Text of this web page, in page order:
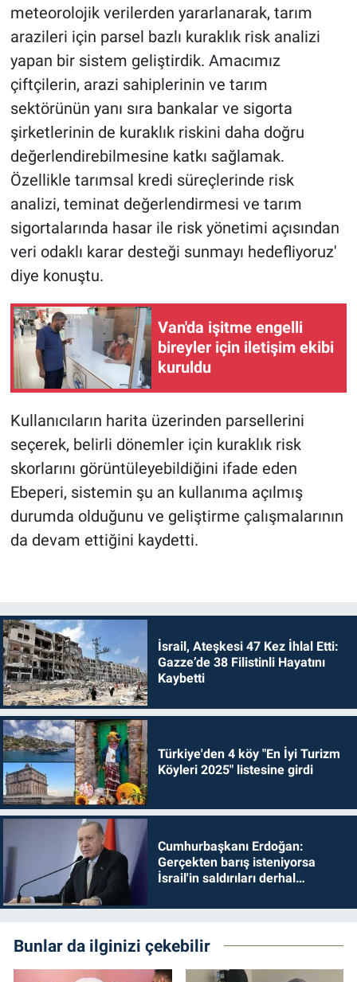
meteorolojik verilerden yararlanarak, tarım
arazileri için parsel bazlı kuraklık risk analizi
yapan bir sistem geliştirdik. Amacımız
çiftçilerin, arazi sahiplerinin ve tarım
sektörünün yanı sıra bankalar ve sigorta
şirketlerinin de kuraklık riskini daha doğru
değerlendirebilmesine katkı sağlamak.
Özellikle tarımsal kredi süreçlerinde risk
analizi, teminat değerlendirmesi ve tarım
sigortalarında hasar ile risk yönetimi açısından
veri odaklı karar desteği sunmayı hedefliyoruz'
diye konuştu.
Van'da işitme engelli
bireyler için iletişim ekibi
kuruldu
Kullanıcıların harita üzerinden parsellerini
seçerek, belirli dönemler için kuraklık risk
skorlarını görüntüleyebildiğini ifade eden
Ebeperi, sistemin şu an kullanıma açılmış
durumda olduğunu ve geliştirme çalışmalarının
da devam ettiğini kaydetti.
İsrail, Ateşkesi 47 Kez İhlal Etti:
Gazze’de 38 Filistinli Hayatını
Kaybetti
Türkiye'den 4 köy "En İyi Turizm
Köyleri 2025" listesine girdi
Cumhurbaşkanı Erdoğan:
Gerçekten barış isteniyorsa
İsrail'in saldırıları derhal
Bunlar da ilginizi çekebilir